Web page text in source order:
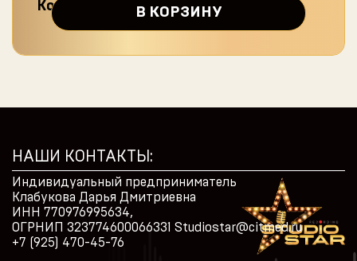
товара
Пакетная
В КОРЗИНУ
НАШИ КОНТАКТЫ:
Индивидуальный предприниматель
Клабукова Дарья Дмитриевна
ИНН 770976995634,
ОГРНИП 323774600066331 Studiostar@citmed.ru
+7 (925) 470-45-76